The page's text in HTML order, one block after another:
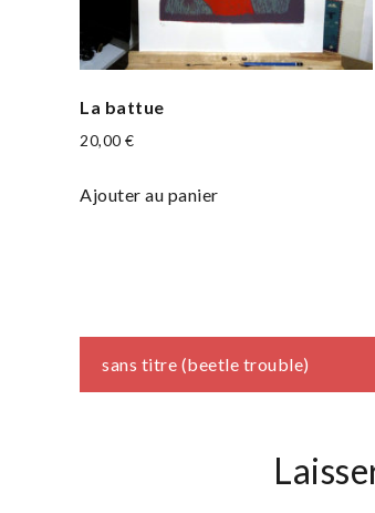
La battue
20,00 €
Ajouter au panier
Navigation
sans titre (beetle trouble)